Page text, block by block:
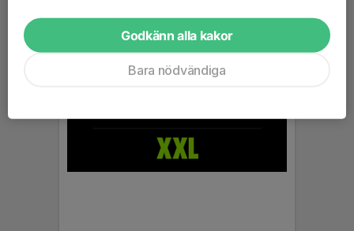
Godkänn alla kakor
Bara nödvändiga